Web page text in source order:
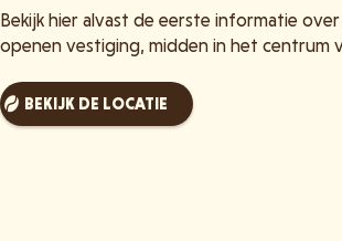
Bekijk hier alvast de eerste informatie
openen vestiging, midden in het centrum
BEKIJK DE LOCATIE